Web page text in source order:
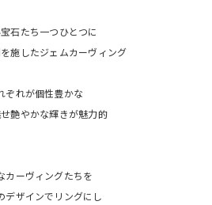
石たち一つひとつに
施したジェムカーヴィング
ぞれが個性豊かな
艶やかな輝きが魅力的
カーヴィングたちを
デザインでリングにし